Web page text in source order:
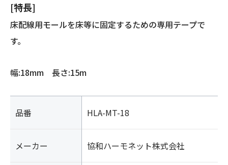
[特長]
床配線用モールを床等に固定するための専用テープで
す。
幅:18mm 長さ:15m
品番 HLA-MT-18
メーカー 協和ハーモネット株式会社